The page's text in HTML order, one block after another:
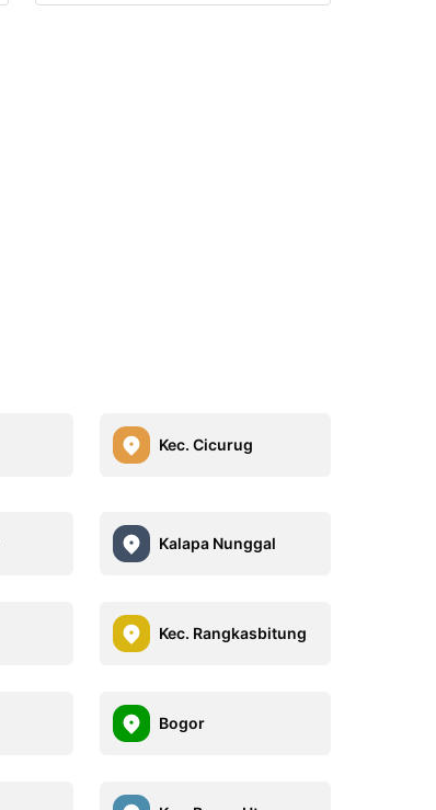
Kec. Cicurug
Kalapa Nunggal
Kec. Rangkasbitung
Bogor